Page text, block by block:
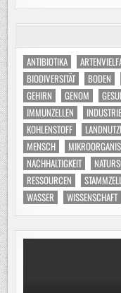
ANTIBIOTIKA
BIODIVERSITÄT
BODEN
GEHIRN
GENOM
IMMUNZELLEN
INDUSTRIE
KOHLENSTOFF
MENSCH
NACHHALTIGKEIT
RESSOURCEN
WASSER
WISSENSCHAFT